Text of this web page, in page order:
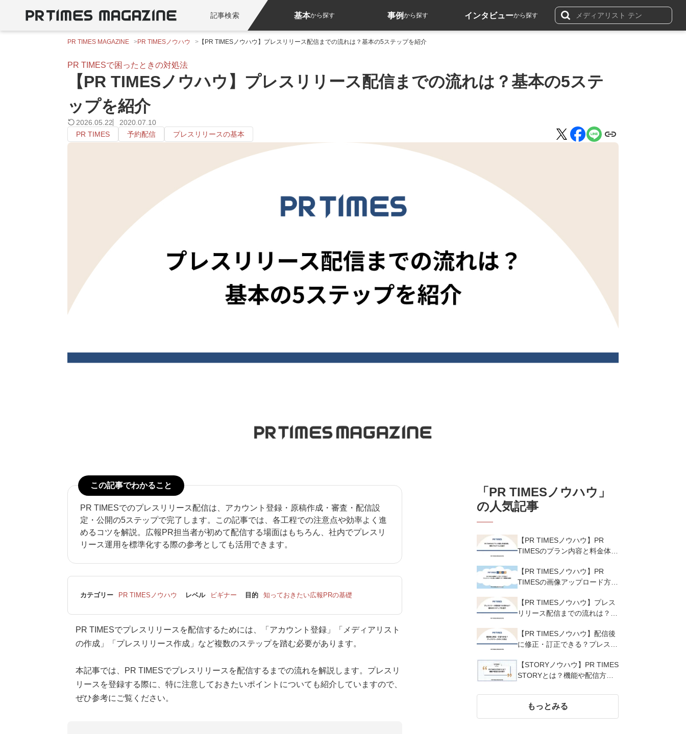
記事検索 基本から探す 事例から探す インタビューから探す
PR TIMES MAGAZINE PR TIMESノウハウ 【PR TIMESノウハウ】プレスリリース配信までの流れは？基本の5ステップを紹介
PR TIMESで困ったときの対処法
【PR TIMESノウハウ】プレスリリース配信までの流れは？基本の5ステ
ップを紹介
2026.05.22
2020.07.10
PR TIMES
予約配信 プレスリリースの基本
この記事でわかること
PR TIMESでのプレスリリース配信は、アカウント登録・原稿作成・審査・配信設
定・公開の5ステップで完了します。この記事では、各工程での注意点や効率よく進
めるコツを解説。広報PR担当者が初めて配信する場面はもちろん、社内でプレスリ
リース運用を標準化する際の参考としても活用できます。
カテゴリー PR TIMESノウハウ レベル ビギナー 目的 知っておきたい広報PRの基礎
PR TIMESでプレスリリースを配信するためには、「アカウント登録」「メディアリスト
の作成」「プレスリリース作成」など複数のステップを踏む必要があります。
本記事では、PR TIMESでプレスリリースを配信するまでの流れを解説します。プレスリ
リースを登録する際に、特に注意しておきたいポイントについても紹介していますので、
ぜひ参考にご覧ください。
「PR TIMESノウハウ 」
の人気記事
【PR TIMESノウハウ】PR
TIMESのプラン内容と料金体
【PR TIMESノウハウ】PR
TIMESの画像アップロード方法
像サイズ・解像度も解説
【PR TIMESノウハウ】プレス
リリース配信までの流れは？基
【PR TIMESノウハウ】配信後
に修正・訂正できる？プレスリ
【STORYノウハウ】PR TIMES
STORYとは？機能や配信方法
もっとみる